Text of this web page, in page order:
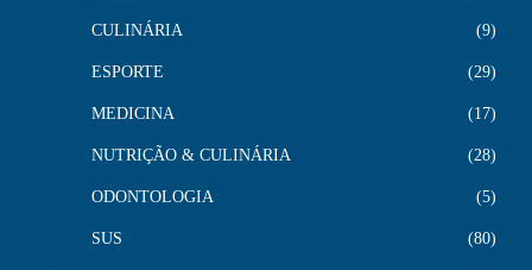
CULINÁRIA 9
ESPORTE 29
MEDICINA 17
NUTRIÇÃO & CULINÁRIA 28
ODONTOLOGIA 5
SUS 80